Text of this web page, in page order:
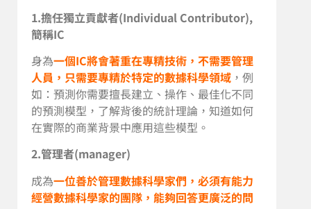
1.擔任獨立貢獻者(Individual Contributor),
簡稱IC
身為一個IC將會著重在專精技術，不需要管理
人員，只需要專精於特定的數據科學領域 ，例
如：預測你需要擅長建立、操作、最佳化不同
的預測模型，了解背後的統計理論，知道如何
在實際的商業背景中應用這些模型。
2.管理者(manager)
成為一位善於管理數據科學家們，必須有能力
經營數據科學家的團隊，能夠回答更廣泛的問